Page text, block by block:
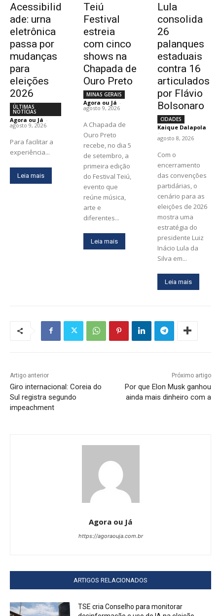
Acessibilid
ade: urna
eletrônica
passa por
mudanças
para
eleições
2026
ÚLTIMAS
NOTÍCIAS
Agora ou Já -
agosto 9, 2026
Para facilitar a
experiência...
Leia mais
Teiú
Festival
estreia
com cinco
shows na
Chapada de
Ouro Preto
MINAS GERAIS
Agora ou Já -
agosto 9, 2026
A Chapada de
Ouro Preto
recebe, no dia 5
de setembro, a
primeira edição
do Festival Teiú,
evento que
reúne música,
arte e
diferentes...
Leia mais
Lula
consolida
26
palanques
estaduais
contra 16
articulados
por Flávio
Bolsonaro
CIDADES
Kaique Dalapola
-
agosto 8, 2026
Com o
encerramento
das convenções
partidárias, o
cenário para as
eleições de 2026
mostra uma
estratégia do
presidente Luiz
Inácio Lula da
Silva em...
Leia mais
Artigo anterior
Giro internacional: Coreia do
Sul registra segundo
impeachment
Próximo artigo
Por que Elon Musk ganhou
ainda mais dinheiro com a
Agora ou Já
https://agoraouja.com.br
ARTIGOS RELACIONADOS
TSE cria Conselho para monitorar